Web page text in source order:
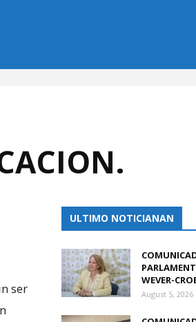
ser
ULTIMO NOTICIANAN
WEVER-
August 5, 2026